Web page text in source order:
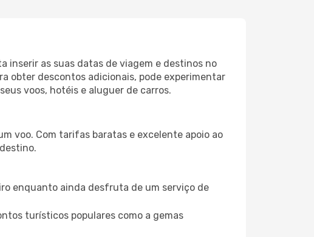
inserir as suas datas de viagem e destinos no
obter descontos adicionais, pode experimentar
voos, hotéis e aluguer de carros.
voo. Com tarifas baratas e excelente apoio ao
enquanto ainda desfruta de um serviço de
turísticos populares como a gemas